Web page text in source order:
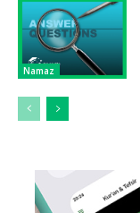
Namaz